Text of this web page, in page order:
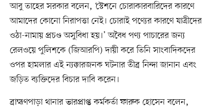
আবু তাহের সরকার বলেন, ‘স্টেশনে চোরাকারবারিদের কারণে
আমাদের কোনো নিরাপত্তা নেই। চোরাই পণ্যের কারণে যাত্রীদের
ওঠা-নামায় প্রচণ্ড অসুবিধা হয়।’ অবৈধ পণ্য পাচারের জন্য
রেলওয়ে পুলিশকে (জিআরপি) দায়ী করে তিনি সাংবাদিকদের
ওপর হামলার এই ন্যক্কারজনক ঘটনার তীব্র নিন্দা জানান এবং
জড়িত ব্যক্তিদের বিচার দাবি করেন।
ব্রাহ্মণপাড়া থানার ভারপ্রাপ্ত কর্মকর্তা ফারুক হোসেন বলেন,